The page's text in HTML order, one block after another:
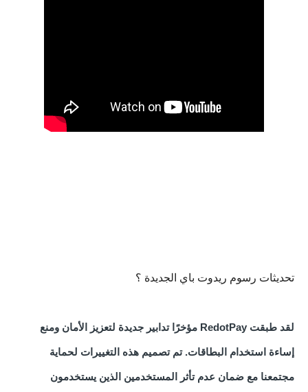
تحديثات رسوم ريدوت باي الجديدة ؟
لقد طبقت RedotPay مؤخرًا تدابير جديدة لتعزيز الأمان ومنع
إساءة استخدام البطاقات. تمتصميم هذه التغييرات لحماية
مجتمعنا مع ضمان عدمتأثر المستخدمين الذين يستخدمون